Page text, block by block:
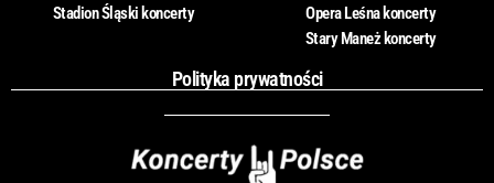
Stadion Śląski koncerty
Opera Leśna koncerty
Stary Maneż koncerty
Polityka prywatności